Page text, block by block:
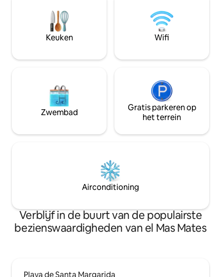
interieurs en verfrissende buitenruimtes
bieden een voorproefje van de
Catalaanse levensstijl en een vredige
toegangspoort. IG: @casamarquina
kinderen). Een
contanten of
op de dag van
op de dag van
Keuken Wifi
Zwembad
Gratis parkeren op
het terrein
Airconditioning
Verblijf in de buurt van de populairste
bezienswaardigheden van el Mas Mates
Playa de Santa Margarida